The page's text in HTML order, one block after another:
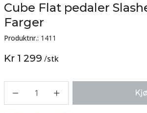
Cube Flat pedaler
Farger
Produktnr.: 1411
Kr 1 299 /stk
1